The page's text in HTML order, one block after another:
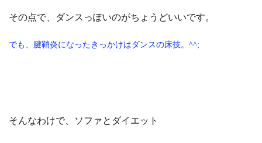
その点で、ダンスっぽいのがちょうどいいです。
でも、腱鞘炎になったきっかけはダンスの床技。^^;
そんなわけで、ソファとダイエット